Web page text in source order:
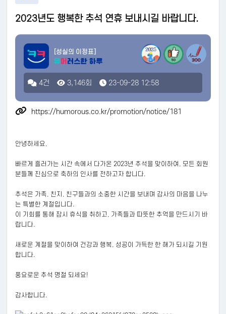
2023년도 행복한 추석 연휴 보내시길 바랍니다.
[성실의 이정표]
4건 3,146회 23-09-28 12:58
https://humorous.co.kr/promotion/notice/181
안녕하세요,
빠르게 흘러가는 시간 속에서 다가온 2023년 추석을 맞이하여, 모든 회원
분들께 진심으로 축하의 인사를 전하고자 합니다.
추석은 가족, 친지, 친구들과의 소중한 시간을 보내며 감사의 마음을 나누
는 특별한 계절입니다.
이 기회를 통해 잠시 휴식을 취하고, 가족들과 따뜻한 추억을 만드시기 바
랍니다.
새로운 계절을 맞이하여 건강과 행복, 성공이 가득한 한 해가 되시길 기원
합니다.
풍요로운 추석 명절 되세요!
감사합니다.